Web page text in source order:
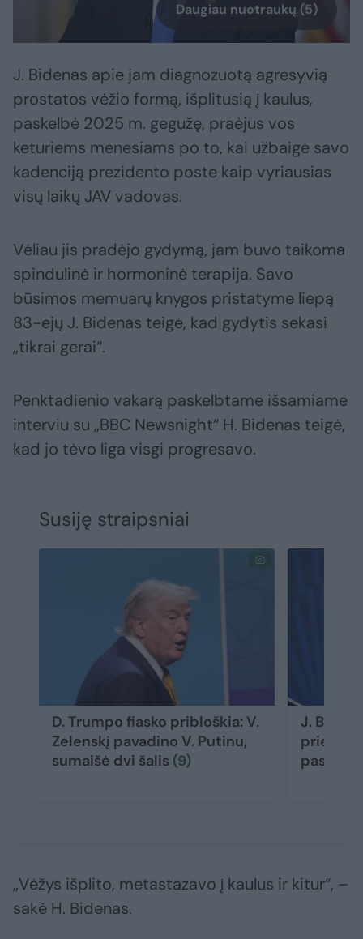
Daugiau nuotraukų (5)
J. Bidenas apie jam diagnozuotą agresyvią
prostatos vėžio formą, išplitusią į kaulus,
paskelbė 2025 m. gegužę, praėjus vos
keturiems mėnesiams po to, kai užbaigė savo
kadenciją prezidento poste kaip vyriausias
visų laikų JAV vadovas.
Vėliau jis pradėjo gydymą, jam buvo taikoma
spindulinė ir hormoninė terapija. Savo
būsimos memuarų knygos pristatyme liepą
83-ejų J. Bidenas teigė, kad gydytis sekasi
„tikrai gerai“.
Penktadienio vakarą paskelbtame išsamiame
interviu su „BBC Newsnight“ H. Bidenas teigė,
kad jo tėvo liga visgi progresavo.
Susiję straipsniai
D. Trumpo fiasko pribloškia: V.
Zelenskį pavadino V. Putinu,
sumaišė dvi šalis (9)
J.
prieš
„Vėžys išplito, metastazavo į kaulus ir kitur“, –
sakė H. Bidenas.